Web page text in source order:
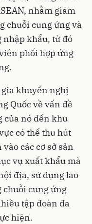
nhằm giám
chuỗi cung ứng và
nhập khẩu, từ đó
phối hợp ứng
khuyến nghị
Quốc về vấn đề
của nó đến khu
có thể thu hút
các cơ sở sản
vụ xuất khẩu mà
địa, sử dụng lao
chuỗi cung ứng
tập đoàn đa
hiện.